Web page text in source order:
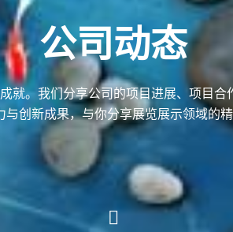
公司动态
就。我们分享公司的项目进展、项目
与创新成果，与你分享展览展示领域的精